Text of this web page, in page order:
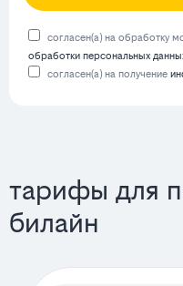
согласен(а) на обработку
обработки персональных
согласен(а) на получение
тарифы для
билайн